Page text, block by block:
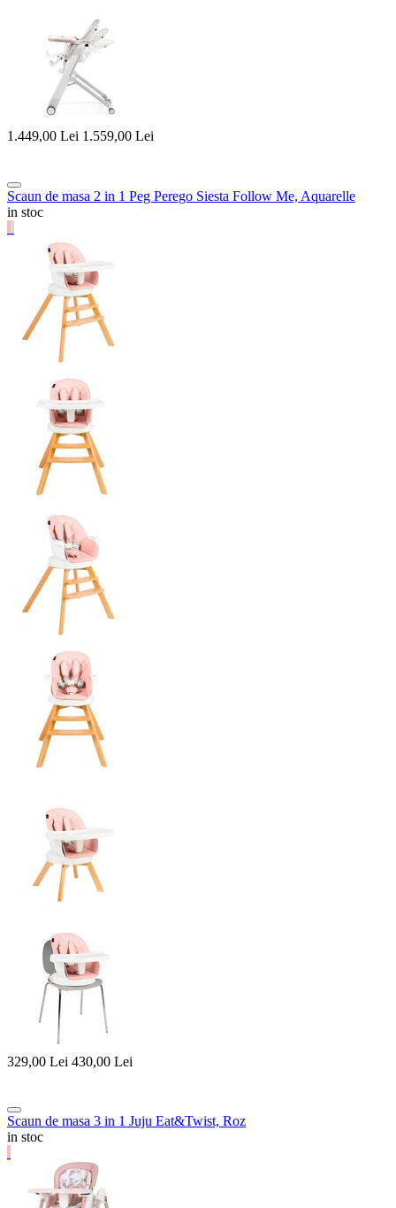
1.449,00 Lei 1.559,00 Lei
Scaun de masa 2 in 1 Peg Perego Siesta Follow Me, Aquarelle
in stoc
329,00 Lei 430,00 Lei
Scaun de masa 3 in 1 Juju Eat&Twist, Roz
in stoc